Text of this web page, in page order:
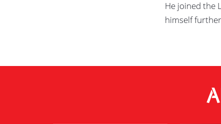
He joined the
himself